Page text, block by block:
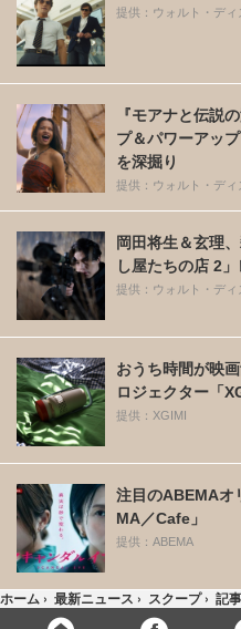
提供：ウォルト・デ
『モアナと伝説
プ＆パワーアッ
を深掘り
提供：ウォルト・デ
岡田将生＆玄理
し屋たちの店 2
提供：ウォルト・デ
おうち時間が映
ロジェクター「
提供：XGIMI
注目のABEMAオ
MA／Cafe」
提供：ABEMA
ホーム › 最新ニュース › スクープ › 記事